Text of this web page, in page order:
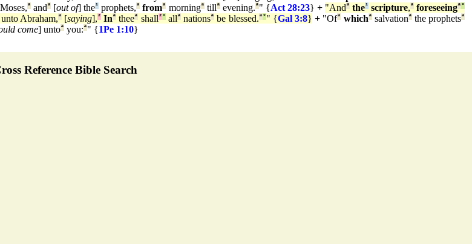
ªandª [out of] the¹ prophets,ª fromª morningªtillªevening.ª" {Act 28:23} + "Andª the¹ scripture,ª foreseeingª°
unto Abraham,ª [saying],² Inª theeª shall²°allª nationsª be blessed.ª°" {Gal 3:8} + "Ofª whichªsalvationªthe prophetsª
come] untoª you:ª" {1Pe 1:10}
Reference Bible Search